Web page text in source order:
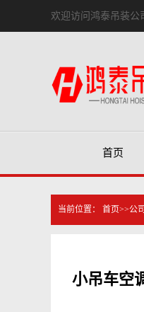
欢迎访问鸿泰吊装公
首页
当前位置： 首页>>公
小吊车空